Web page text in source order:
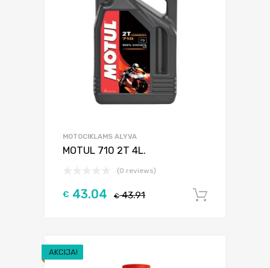
MOTOCIKLAMS ALYVA
MOTUL 710 2T 4L.
(0 reviews)
€43.91
€ 43.04
AKCIJA!